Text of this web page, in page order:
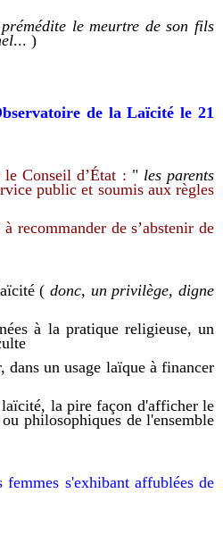
le meurtre de son fils
... )
de la Laïcité le 21
Conseil d’État : " les parents
public et soumis aux règles
recommander de s’abstenir de
( donc, un privilège, digne
à la pratique religieuse,un
dans un usage laïque àfinancer
la pire façon d'afficher le
philosophiques de l'ensemble
femmes s'exhibant affublées de